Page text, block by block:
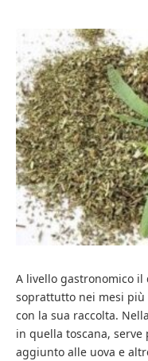
A livello gastronomico
soprattutto nei mesi
con la sua raccolta.
in quella toscana, serve
aggiunto alle uova e